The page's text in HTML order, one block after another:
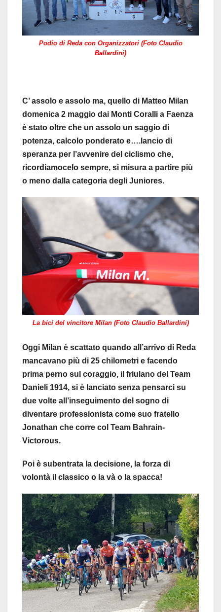
Podio di Reda con Organizzatori (Foto Claudio
Ballardini)
C’ assolo e assolo ma, quello di Matteo Milan
domenica 2 maggio dai Monti Coralli a Faenza
è stato oltre che un assolo un saggio di
potenza, calcolo ponderato e….lancio di
speranza per l’avvenire del ciclismo che,
ricordiamocelo sempre, si misura a partire più
o meno dalla categoria degli Juniores.
La bici del vincitore Milan (Foto Claudio Ballardini)
Oggi Milan è scattato quando all’arrivo di Reda
mancavano più di 25 chilometri e facendo
prima perno sul coraggio, il friulano del Team
Danieli 1914, si è lanciato senza pensarci su
due volte all’inseguimento del sogno di
diventare professionista come suo fratello
Jonathan che corre col Team Bahrain-
Victorous.
Poi è subentrata la decisione, la forza di
volontà il classico o la và o la spacca!